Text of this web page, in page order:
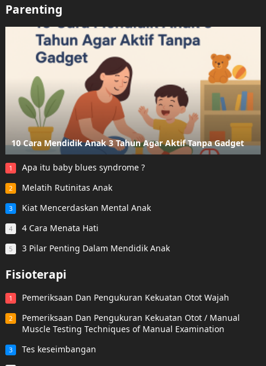
Parenting
10 Cara Mendidik Anak 3 Tahun Agar Aktif Tanpa Gadget
1 Apa itu baby blues syndrome ?
2 Melatih Rutinitas Anak
3 Kiat Mencerdaskan Mental Anak
4 4 Cara Menata Hati
5 3 Pilar Penting Dalam Mendidik Anak
Fisioterapi
1 Pemeriksaan Dan Pengukuran Kekuatan Otot Wajah
2
Pemeriksaan Dan Pengukuran Kekuatan Otot / Manual
Muscle Testing Techniques of Manual Examination
3 Tes keseimbangan